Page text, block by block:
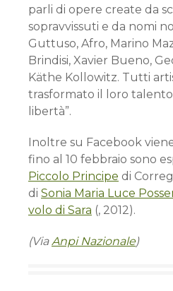
parli di opere create da
sopravvissuti e da nomi
Guttuso, Afro, Marino
Brindisi, Xavier Bueno,
Käthe Kollowitz. Tutti
trasformato il loro
libertà”.
Inoltre su Facebook
fino al 10 febbraio sono
Piccolo Principe di
di Sonia Maria Luce
volo di Sara (, 2012).
(ViaAnpi Nazionale)